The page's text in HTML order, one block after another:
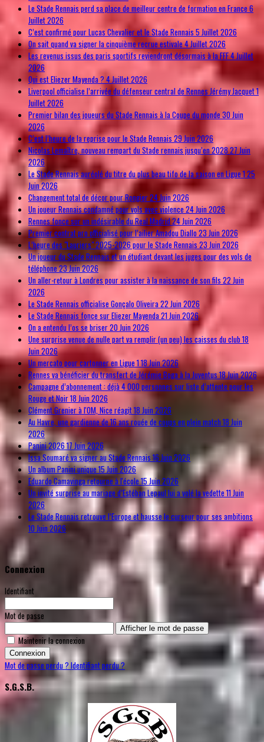
Le Stade Rennais perd sa place de meilleur centre de formation en France6
Juillet 2026
C’est confirmé pour Lucas Chevalier et le Stade Rennais 5 Juillet 2026
On sait quand va signer la cinquième recrue estivale4 Juillet 2026
Les revenus issus des paris sportifs reviendront désormais à la FFF4 Juillet
2026
Qui est Eliezer Mayenda ? 4 Juillet 2026
Liverpool officialise l’arrivée du défenseur central de Rennes Jérémy Jacquet1
Juillet 2026
Premier bilan des joueurs du Stade Rennais à la Coupe du monde30 Juin
2026
C’est l’heure de la reprise pour le Stade Rennais 29 Juin 2026
Nicolas Lemaître, nouveau rempart du Stade rennais jusqu’en 202827 Juin
2026
Le Stade Rennais auréolé du titre du plus beau tifo de la saison en Ligue 125
Juin 2026
Changement total de décor pour Rongier24 Juin 2026
Un joueur Rennais condamné pour vols avec violence24 Juin 2026
Rennes fonce sur un indésirable du Real Madrid24 Juin 2026
Premier contrat pro officialisé pour l’ailier Amadou Diallo23 Juin 2026
L’heure des "Lauriers" 2025-2026 pour le Stade Rennais 23 Juin 2026
Un joueur du Stade Rennais et un étudiant devant les juges pour des vols de
téléphone23 Juin 2026
Un aller-retour à Londres pour assister à la naissance de son fils22 Juin
2026
Le Stade Rennais officialise Gonçalo Oliveira 22 Juin 2026
Le Stade Rennais fonce sur Eliezer Mayenda21 Juin 2026
On a entendu l’os se briser20 Juin 2026
Une surprise venue de nulle part va remplir (un peu) les caisses du club18
Juin 2026
Un mercato pour cartonner en Ligue 118 Juin 2026
Rennes va bénéficier du transfert de Jérémie Boga à la Juventus18 Juin 2026
Campagne d’abonnement : déjà 4 000 personnes sur liste d’attente pour les
Rouge et Noir18 Juin 2026
Clément Grenier à l'OM, Nice réagit18 Juin 2026
Au Havre, une gardienne de 16 ans rouée de coups en plein match 18 Juin
2026
Panini 202617 Juin 2026
Issa Soumaré va signer au Stade Rennais16 Juin 2026
Un album Panini unique15 Juin 2026
Eduardo Camavinga retourne à l'école15 Juin 2026
Un invité surprise au mariage d’Estéban Lepaul lui a volé la vedette 11 Juin
2026
Le Stade Rennais retrouve l’Europe et hausse le curseur pour ses ambitions
10 Juin 2026
Connexion
Identifiant
Mot de passe
Afficher le mot de passe
Maintenir la connexion
Connexion
Mot de passe perdu ? Identifiant perdu ?
S.G.S.B.